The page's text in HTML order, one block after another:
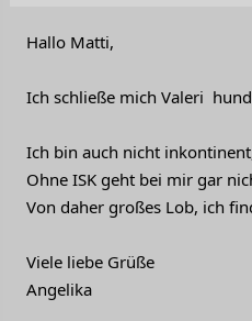
Hallo Matti,
Ich schließe mich Valeri
Ich bin auch nicht
Ohne ISK geht bei mir gar
Von daher großes Lob, ich
Viele liebe Grüße
Angelika